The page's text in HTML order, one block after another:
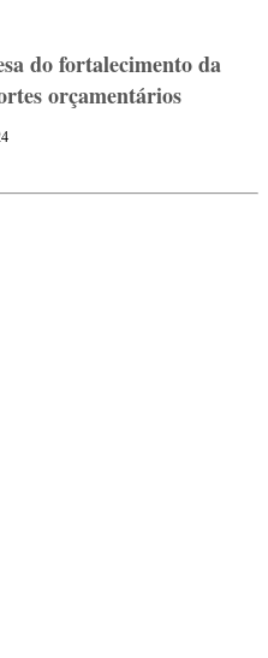
do fortalecimento da
orçamentários